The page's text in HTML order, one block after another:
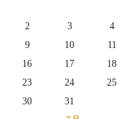
2
3 4
9
10 11
16
17 18
23
24 25
30
31